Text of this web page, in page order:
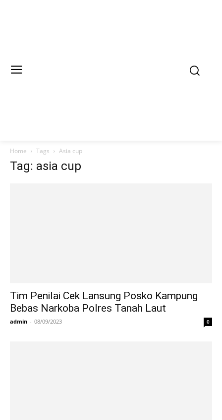
Home Tags Asia cup
Tag: asia cup
Tim Penilai Cek Lansung Posko Kampung
Bebas Narkoba Polres Tanah Laut
admin - 08/09/2023 0